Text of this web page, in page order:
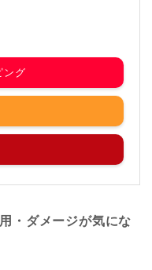
ング
・ダメージが気にな